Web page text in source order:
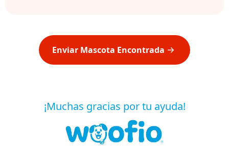
Enviar Mascota Encontrada
¡Muchas gracias por tu ayuda!